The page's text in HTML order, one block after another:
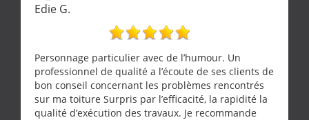
Edie G.
Personnage particulier avec de l’humour. Un
professionnel de qualité a l’écoute de ses clients de
bon conseil concernant les problèmes rencontrés
sur ma toiture Surpris par l’efficacité, la rapidité la
qualité d’exécution des travaux. Je recommande